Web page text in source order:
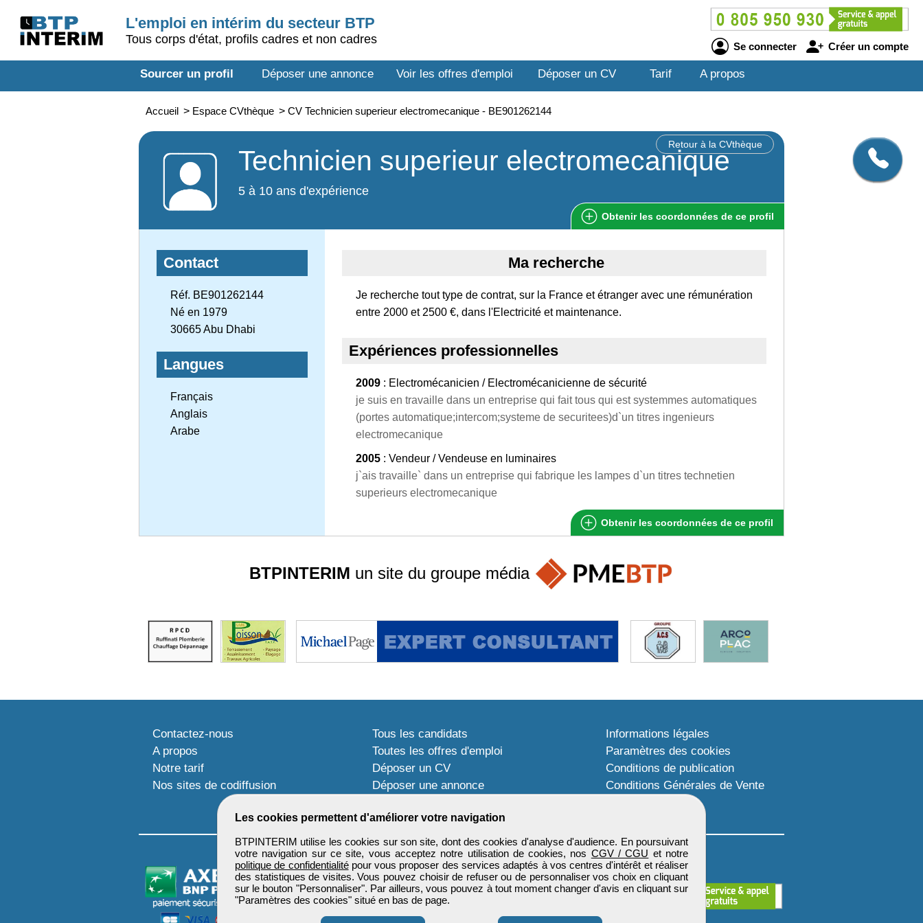
L'emploi en intérim du secteur BTP
Tous corps d'état, profils cadres et non cadres
Se connecter Créer un compte
Sourcer un profil Déposer une annonce Voir les offres d'emploi Déposer un CV Tarif A propos
Accueil > Espace CVthèque > CV Technicien superieur electromecanique - BE901262144
Retour à la CVthèque
Technicien superieur electromecanique
5 à 10 ans d'expérience
Obtenir les coordonnées de ce profil
Contact
Réf. BE901262144
Né en 1979
30665 Abu Dhabi
Langues
Français
Anglais
Arabe
Ma recherche
Je recherche tout type de contrat, sur la France et étranger avec une rémunération
entre 2000 et 2500 €, dans l'Electricité et maintenance.
Expériences professionnelles
2009 : Electromécanicien / Electromécanicienne de sécurité
je suis en travaille dans un entreprise qui fait tous qui est systemmes automatiques
(portes automatique;intercom;systeme de securitees)d`un titres ingenieurs
electromecanique
2005 : Vendeur / Vendeuse en luminaires
j`ais travaille` dans un entreprise qui fabrique les lampes d`un titres technetien
superieurs electromecanique
Obtenir les coordonnées de ce profil
Les cookies permettent d'améliorer votre navigation
BTPINTERIM utilise les cookies sur son site, dont des cookies d'analyse d'audience. En poursuivant
votre navigation sur ce site, vous acceptez notre utilisation de cookies, nos CGV / CGU et notre
politique de confidentialitépour vous proposer des services adaptés à vos centres d'intérêt et réaliser
des statistiques de visites. Vous pouvez choisir de refuser ou de personnaliser vos choix en cliquant
sur le bouton "Personnaliser". Par ailleurs, vous pouvez à tout moment changer d'avis en cliquant sur
"Paramètres des cookies" situé en bas de page.
BTPINTERIM un site du groupe média
Contactez-nous
A propos
Notre tarif
Nos sites de codiffusion
Tous les candidats
Toutes les offres d'emploi
Déposer un CV
Déposer une annonce
Informations légales
Paramètres des cookies
Conditions de publication
Conditions Générales de Vente